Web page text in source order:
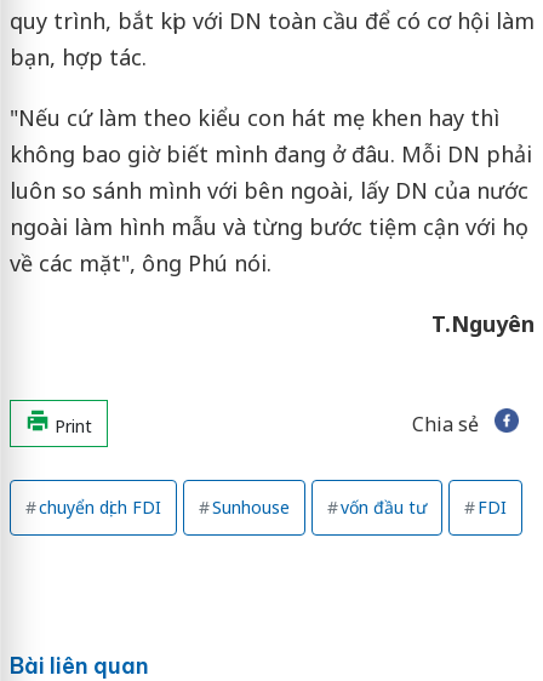
quy trình, bắt kịp với DN toàn cầu để có cơ hội làm
bạn, hợp tác.
"Nếu cứ làm theo kiểu con hát mẹ khen hay thì
không bao giờ biết mình đang ở đâu. Mỗi DN phải
luôn so sánh mình với bên ngoài, lấy DN của nước
ngoài làm hình mẫu và từng bước tiệm cận với họ
về các mặt", ông Phú nói.
T.Nguyên
Print Chia sẻ
chuyển dịch FDI Sunhouse vốn đầu tư FDI
Bài liên quan